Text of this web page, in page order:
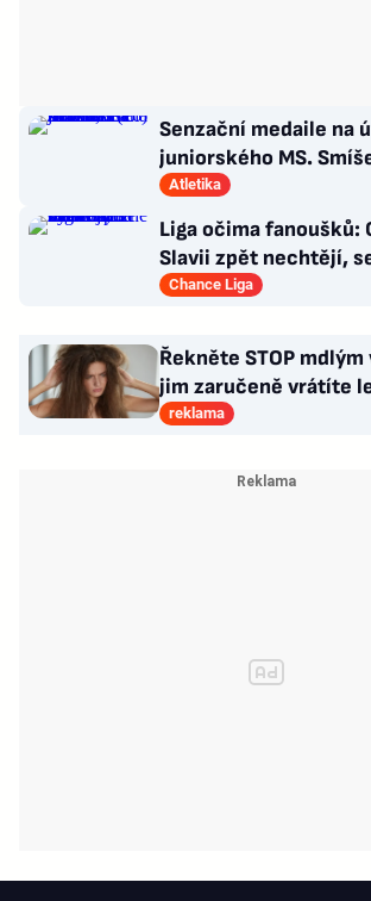
Senzační medaile na
juniorského MS.
bere stříbro, zazářila
Atletika
Liga očima fanoušků:
Slavii zpět nechtějí,
vytažená z klobouku
Chance Liga
Řekněte STOP mdlým
jim zaručeně vrátíte
reklama